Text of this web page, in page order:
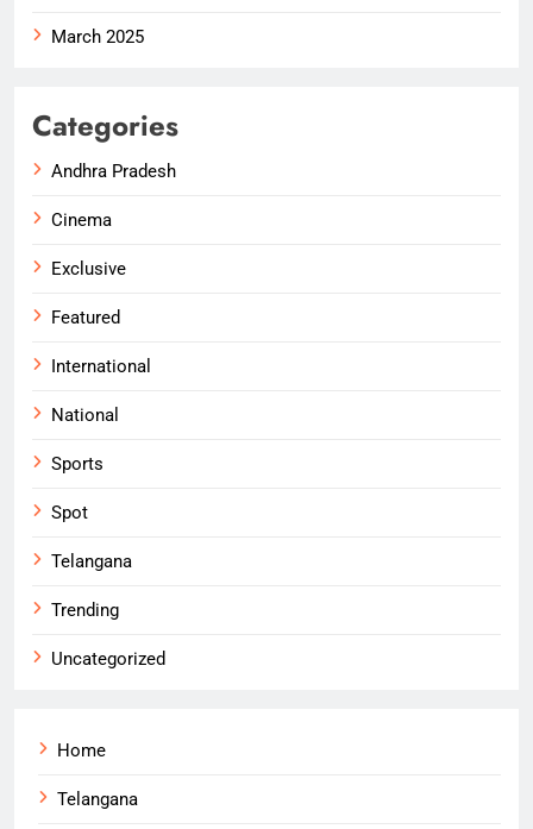
March 2025
Categories
Andhra Pradesh
Cinema
Exclusive
Featured
International
National
Sports
Spot
Telangana
Trending
Uncategorized
Home
Telangana